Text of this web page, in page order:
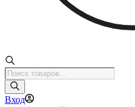
Поиск
товаров
Вход